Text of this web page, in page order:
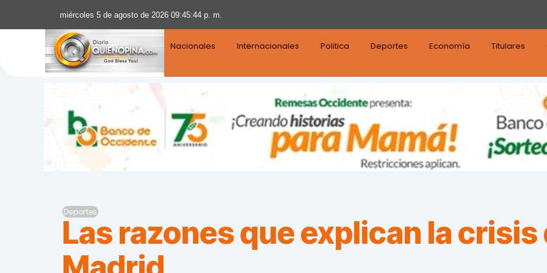
miércoles 5 de agosto de 2026 09:45:46 p. m.
Nacionales Internacionales Politica Deportes Economía Titulares
Deportes
Las razones que explican la crisis